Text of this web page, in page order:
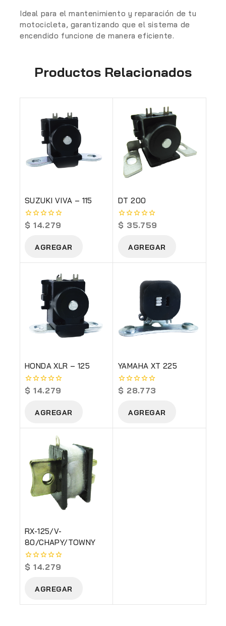
Ideal para el mantenimiento y reparación de tu
motocicleta, garantizando que el sistema de
encendido funcione de manera eficiente.
Productos Relacionados
SUZUKI VIVA – 115
0
out
$ 14.279
AGREGAR
DT 200
0
out
$ 35.759
AGREGAR
HONDA XLR – 125
0
out
$ 14.279
AGREGAR
YAMAHA XT 225
0
out
$ 28.773
AGREGAR
RX-125/V-
80/CHAPY/TOWNY
0
out
$ 14.279
AGREGAR